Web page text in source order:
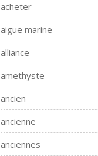
acheter
aigue marine
alliance
amethyste
ancien
ancienne
anciennes